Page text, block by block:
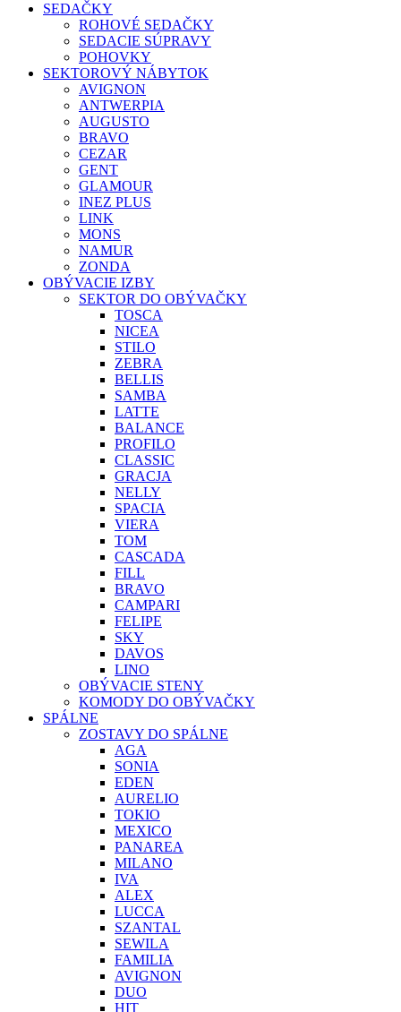
SEDAČKY
ROHOVÉ SEDAČKY
SEDACIE SÚPRAVY
POHOVKY
SEKTOROVÝ NÁBYTOK
AVIGNON
ANTWERPIA
AUGUSTO
BRAVO
CEZAR
GENT
GLAMOUR
INEZ PLUS
LINK
MONS
NAMUR
ZONDA
OBÝVACIE IZBY
SEKTOR DO OBÝVAČKY
TOSCA
NICEA
STILO
ZEBRA
BELLIS
SAMBA
LATTE
BALANCE
PROFILO
CLASSIC
GRACJA
NELLY
SPACIA
VIERA
TOM
CASCADA
FILL
BRAVO
CAMPARI
FELIPE
SKY
DAVOS
LINO
OBÝVACIE STENY
KOMODY DO OBÝVAČKY
SPÁLNE
ZOSTAVY DO SPÁLNE
AGA
SONIA
EDEN
AURELIO
TOKIO
MEXICO
PANAREA
MILANO
IVA
ALEX
LUCCA
SZANTAL
SEWILA
FAMILIA
AVIGNON
DUO
HIT